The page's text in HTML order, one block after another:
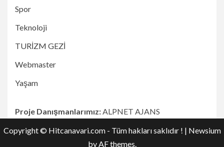
Spor
Teknoloji
TURİZM GEZİ
Webmaster
Yaşam
Proje Danışmanlarımız: ALPNET AJANS
Copyright © Hitcanavari.com - Tüm hakları saklıdır ! | Newsium
by AF themes.